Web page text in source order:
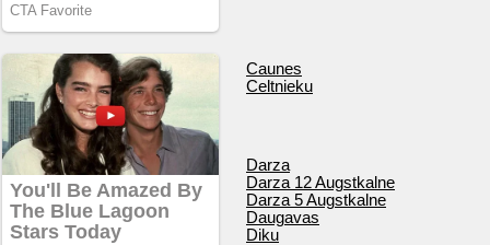
Caunes
Celtnieku
Darza
Darza 12 Augstkalne
Darza 5 Augstkalne
Daugavas
Diku